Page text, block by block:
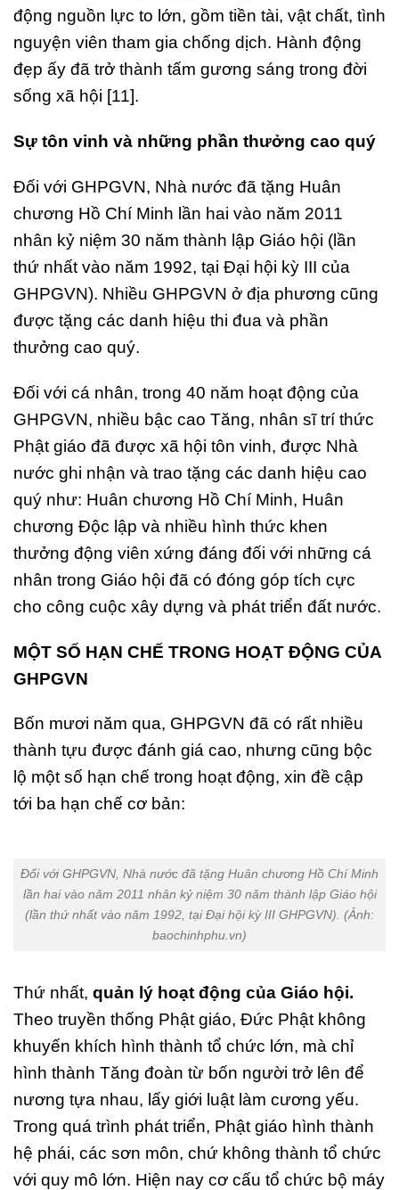
động nguồn lực to lớn, gồm tiền tài, vật chất, tình
nguyện viên tham gia chống dịch. Hành động
đẹp ấy đã trở thành tấm gương sáng trong đời
sống xã hội [11].
Sự tôn vinh và những phần thưởng cao quý
Đối với GHPGVN, Nhà nước đã tặng Huân
chương Hồ Chí Minh lần hai vào năm 2011
nhân kỷ niệm 30 năm thành lập Giáo hội (lần
thứ nhất vào năm 1992, tại Đại hội kỳ III của
GHPGVN). Nhiều GHPGVN ở địa phương cũng
được tặng các danh hiệu thi đua và phần
thưởng cao quý.
Đối với cá nhân, trong 40 năm hoạt động của
GHPGVN, nhiều bậc cao Tăng, nhân sĩ trí thức
Phật giáo đã được xã hội tôn vinh, được Nhà
nước ghi nhận và trao tặng các danh hiệu cao
quý như: Huân chương Hồ Chí Minh, Huân
chương Độc lập và nhiều hình thức khen
thưởng động viên xứng đáng đối với những cá
nhân trong Giáo hội đã có đóng góp tích cực
cho công cuộc xây dựng và phát triển đất nước.
MỘT SỐ HẠN CHẾ TRONG HOẠT ĐỘNG CỦA
GHPGVN
Bốn mươi năm qua, GHPGVN đã có rất nhiều
thành tựu được đánh giá cao, nhưng cũng bộc
lộ một số hạn chế trong hoạt động, xin đề cập
tới ba hạn chế cơ bản:
Đối với GHPGVN, Nhà nước đã tặng Huân chương Hồ Chí Minh
lần hai vào năm 2011 nhân kỷ niệm 30 năm thành lập Giáo hội
(lần thứ nhất vào năm 1992, tại Đại hội kỳ III GHPGVN). (Ảnh:
baochinhphu.vn)
Thứ nhất, quản lý hoạt động của Giáo hội.
Theo truyền thống Phật giáo, Đức Phật không
khuyến khích hình thành tổ chức lớn, mà chỉ
hình thành Tăng đoàn từ bốn người trở lên để
nương tựa nhau, lấy giới luật làm cương yếu.
Trong quá trình phát triển, Phật giáo hình thành
hệ phái, các sơn môn, chứ không thành tổ chức
với quy mô lớn. Hiện nay cơ cấu tổ chức bộ máy